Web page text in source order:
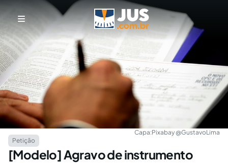
Capa:Pixabay @GustavoLima
Petição
[Modelo] Agravo de instrumento